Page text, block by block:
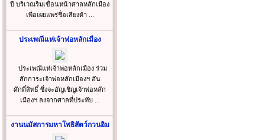
ปี บริเวณริมเขื่อนหน้าศาลหลักเมือง
เพื่อเผยแพร่ชื่อเสียงด้า ...
ประเพณีแห่เจ้าพ่อหลักเมือง
ประเพณีแห่เจ้าพ่อหลักเมือง ร่วม
สักการะเจ้าพ่อหลักเมืองฯ อัน
ศักดิ์สิทธิ์ ซึ่งจะอัญเชิญเจ้าพ่อหลัก
เมืองฯ ลงจากศาลที่ประทับ ...
งานนมัสการมหาโพธิสัตว์กวนอิม